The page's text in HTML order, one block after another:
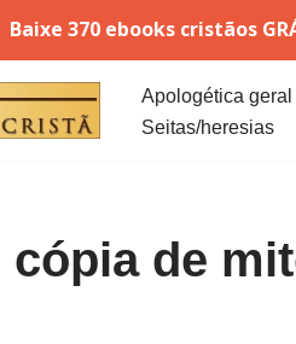
Apologética geral
Seitas/heresias
cópia de